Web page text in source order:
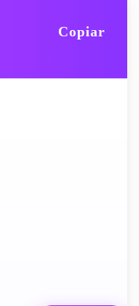
Copiar